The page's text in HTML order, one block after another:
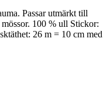
Passar utmärkt till
100 % ull Stickor:
26 m = 10 cm med